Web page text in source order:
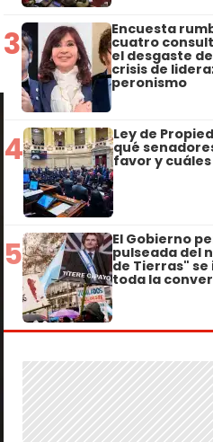
3 Encuesta
cuatro
el desgaste
crisis de
peronismo
4 Ley de
qué
favor y
5 El Gobierno
pulseada del
de Tierras" se
toda la